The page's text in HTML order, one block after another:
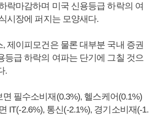
락마감하며 미국 신용등급 하락의 여
시장에 퍼지는 모양새다.
제이피모건은 물론 대부분 국내 증권
등급 하락의 여파는 단기에 그칠 것으
.
필수소비재(0.3%), 헬스케어(0.1%)
IT(-2.6%), 통신(-2.1%), 경기소비재(-1.